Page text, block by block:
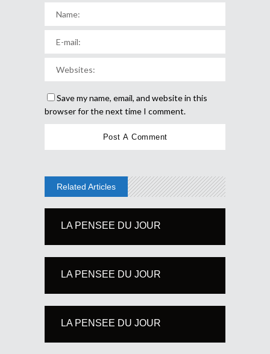
Save my name, email, and website in this
browser for the next time I comment.
Related Articles
LA PENSEE DU JOUR
LA PENSEE DU JOUR
LA PENSEE DU JOUR